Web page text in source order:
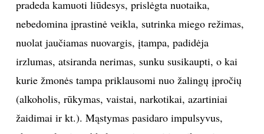
pradeda kamuoti liūdesys, prislėgta nuotaika,
nebedomina įprastinė veikla, sutrinka miego režimas,
nuolat jaučiamas nuovargis, įtampa, padidėja
irzlumas, atsiranda nerimas, sunku susikaupti, o kai
kurie žmonės tampa priklausomi nuo žalingų įpročių
(alkoholis, rūkymas, vaistai, narkotikai, azartiniai
žaidimai ir kt.). Mąstymas pasidaro impulsyvus,